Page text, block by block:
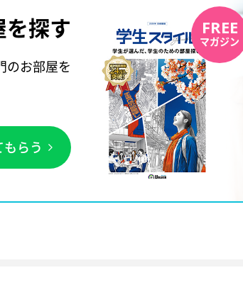
FREE
マガジン
を探す
のお部屋を
らう